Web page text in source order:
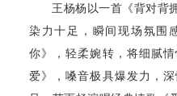
王杨杨以一首《背对背
染力十足，瞬间现场氛围
你》，轻柔婉转，将细腻
爱》，嗓音极具爆发力，